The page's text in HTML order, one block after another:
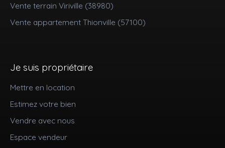
Vente terrain Viriville (38980)
Vente appartement Thionville (57100)
Je suis propriétaire
Mettre en location
Estimez votre bien
Vendre avec nous
Espace vendeur